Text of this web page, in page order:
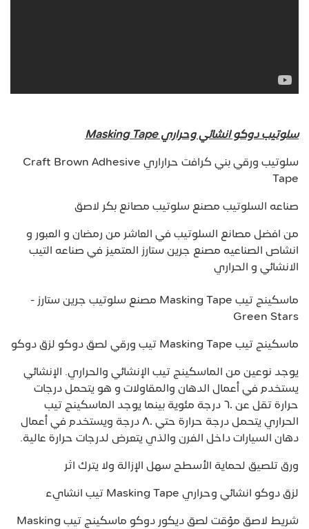
سلوتيب دوكو انشائي وحراري Masking Tape
سلوتيب ورقي بني كرافت حراراري Craft Brown Adhesive
Tape
صناعه السلوتيب مصنع سلوتيب مصانع بكر لاصق
من افضل مصانع السلوتيب في العاشر من رمضان و العبور و
انشاص الصناعيه مصنع جرين ستارز المتميز في صناعه التيب
الانشائي و الحراري
ماسكينج تيب Masking Tape مصنع سلوتيب جرين ستارز -
Green Stars
ماسكينج تيب Masking Tape تيب ورقي لصق دوكو لزق دوكو
يوجد نوعين من الماسكينج تيب الإنشائي والحراري. الإنشائي
يستخدم في أعمال الدهان والمقاولات و هو يتحمل درجات
حرارة تقل عن ٦٠ درجة مئوية بينما يوجد الماسكينج تيب
الحراري يتحمل درجة حرارة حتي ٨٠ درجة ويستخدم في أعمال
دهان السيارات داخل الفرن والذي يتعرض لدرجات حرارة عالية.
ورق تلصيق لحماية الأسطح سهل الإزالة ولا يترك اثر
لزق دوكو انشائي وحراري Masking Tape تيب انشايء
شريط لاصق مؤقت لصق ديكور دوكو ماسكينج تيب Masking